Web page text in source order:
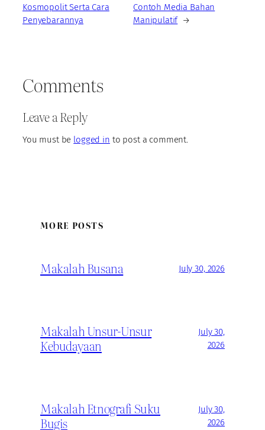
Kosmopolit Serta Cara
Penyebarannya
Contoh Media Bahan
Manipulatif →
Comments
Leave a Reply
You must be logged in to post a comment.
MORE POSTS
Makalah Busana July 30, 2026
Makalah Unsur-Unsur
Kebudayaan
July 30,
2026
Makalah Etnografi Suku
Bugis
July 30,
2026